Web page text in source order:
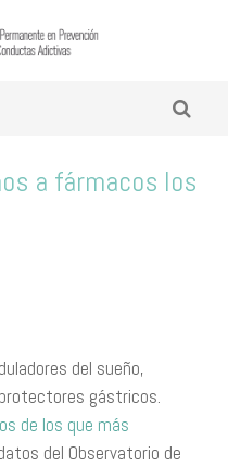
a fármacos los
del sueño,
gástricos.
de los que más
del Observatorio de